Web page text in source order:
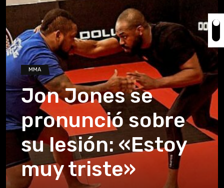
MMA
Jon Jones se
pronunció sobre
su lesión: «Estoy
muy triste»